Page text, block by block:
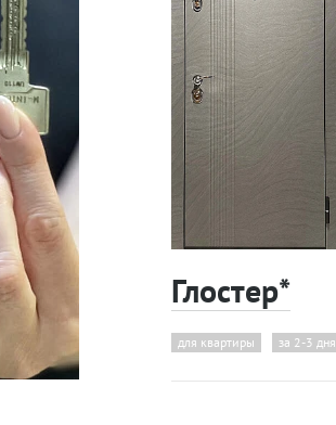
Глостер*
для квартиры за 2-3 дня